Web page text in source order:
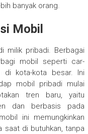
banyak orang.
Mobil
milik pribadi. Berbagai
mobil seperti car-
di kota-kota besar. Ini
mobil pribadi mulai
tren baru, yaitu
dan berbasis pada
ini memungkinkan
saat di butuhkan, tanpa